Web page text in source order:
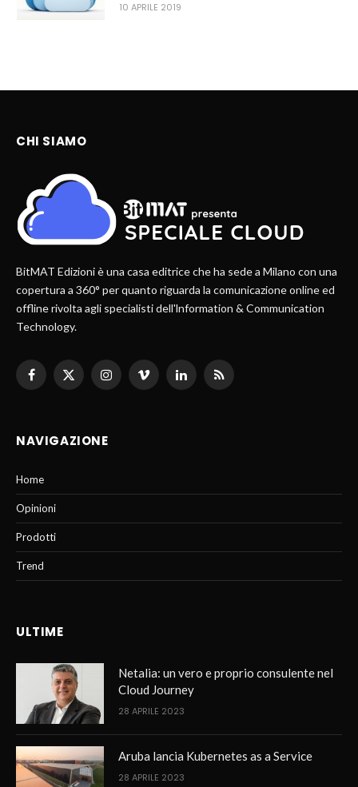
10 APRILE 2019
CHI SIAMO
BitMAT Edizioni è una casa editrice che ha sede a Milano con una
copertura a 360° per quanto riguarda la comunicazione online ed
offline rivolta agli specialisti dell'lnformation & Communication
Technology.
Facebook
X
InstagramVimeo LinkedInRSS
NAVIGAZIONE
Home
Opinioni
Prodotti
Trend
ULTIME
Netalia: un vero e proprio consulente nel
Cloud Journey
28 APRILE 2023
Aruba lancia Kubernetes as a Service
28 APRILE 2023